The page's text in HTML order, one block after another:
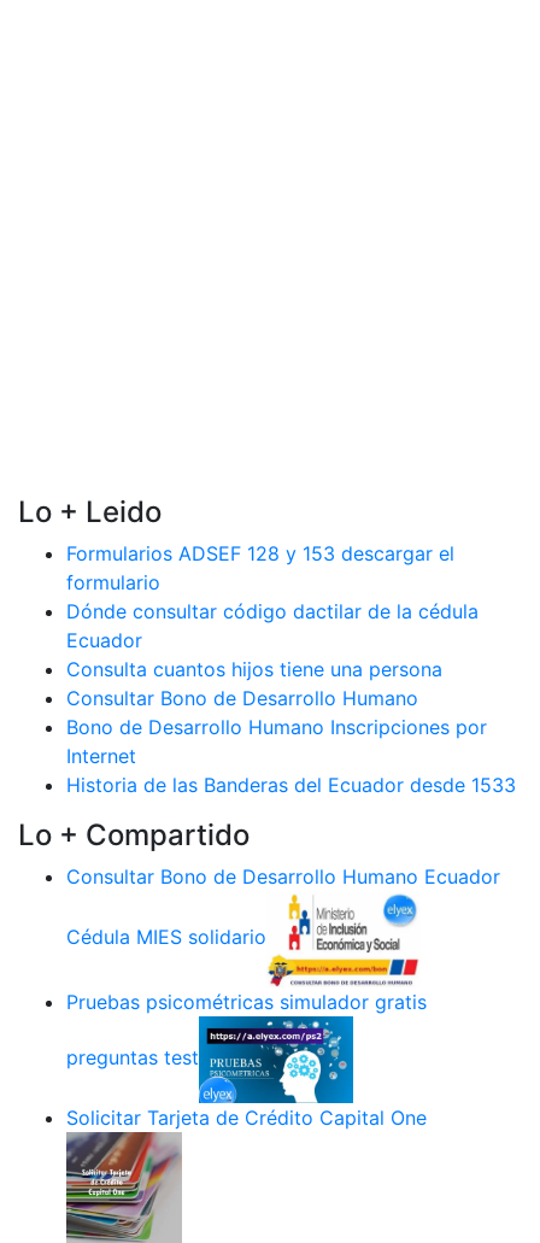
Lo + Leido
Formularios ADSEF 128 y 153 descargar el
formulario
Dónde consultar código dactilar de la cédula
Ecuador
Consulta cuantos hijos tiene una persona
Consultar Bono de Desarrollo Humano
Bono de Desarrollo Humano Inscripciones por
Internet
Historia de las Banderas del Ecuador desde 1533
Lo + Compartido
Consultar Bono de Desarrollo Humano Ecuador
Cédula MIES solidario
Pruebas psicométricas simulador gratis
preguntas test
Solicitar Tarjeta de Crédito Capital One